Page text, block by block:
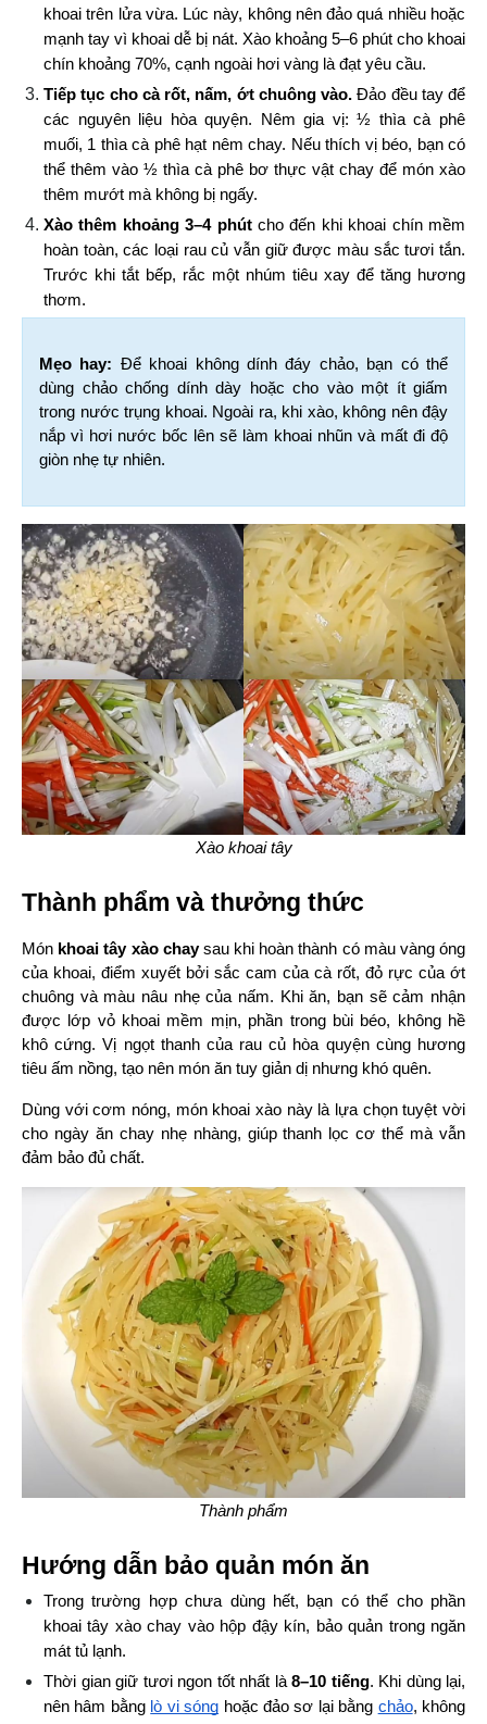
khoai trên lửa vừa. Lúc này, không nên đảo quá nhiều hoặc
mạnh tay vì khoai dễ bị nát. Xào khoảng 5–6 phút cho khoai
chín khoảng 70%, cạnh ngoài hơi vàng là đạt yêu cầu.
Tiếp tục cho cà rốt, nấm, ớt chuông vào. Đảo đều tay để
các nguyên liệu hòa quyện. Nêm gia vị: ½ thìa cà phê
muối, 1 thìa cà phê hạt nêm chay. Nếu thích vị béo, bạn có
thể thêm vào ½ thìa cà phê bơ thực vật chay để món xào
thêm mướt mà không bị ngấy.
Xào thêm khoảng 3–4 phút cho đến khi khoai chín mềm
hoàn toàn, các loại rau củ vẫn giữ được màu sắc tươi tắn.
Trước khi tắt bếp, rắc một nhúm tiêu xay để tăng hương
thơm.
Mẹo hay: Để khoai không dính đáy chảo, bạn có thể
dùng chảo chống dính dày hoặc cho vào một ít giấm
trong nước trụng khoai. Ngoài ra, khi xào, không nên đậy
nắp vì hơi nước bốc lên sẽ làm khoai nhũn và mất đi độ
giòn nhẹ tự nhiên.
Xào khoai tây
Thành phẩm và thưởng thức
Món khoai tây xào chay sau khi hoàn thành có màu vàng óng
của khoai, điểm xuyết bởi sắc cam của cà rốt, đỏ rực của ớt
chuông và màu nâu nhẹ của nấm. Khi ăn, bạn sẽ cảm nhận
được lớp vỏ khoai mềm mịn, phần trong bùi béo, không hề
khô cứng. Vị ngọt thanh của rau củ hòa quyện cùng hương
tiêu ấm nồng, tạo nên món ăn tuy giản dị nhưng khó quên.
Dùng với cơm nóng, món khoai xào này là lựa chọn tuyệt vời
cho ngày ăn chay nhẹ nhàng, giúp thanh lọc cơ thể mà vẫn
đảm bảo đủ chất.
Thành phẩm
Hướng dẫn bảo quản món ăn
Trong trường hợp chưa dùng hết, bạn có thể cho phần
khoai tây xào chay vào hộp đậy kín, bảo quản trong ngăn
mát tủ lạnh.
Thời gian giữ tươi ngon tốt nhất là 8–10 tiếng. Khi dùng lại,
nên hâm bằng lò vi sóng hoặc đảo sơ lại bằng chảo, không